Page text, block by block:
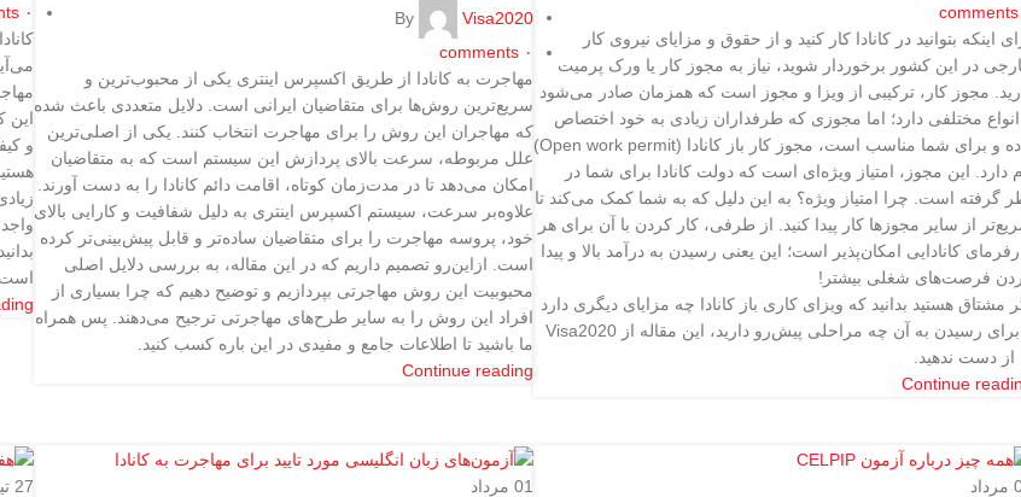
comments
اینکه بتوانید در کانادا کار کنید و از حقوق و مزایای نیروی کار
در این کشور برخوردار شوید، نیاز به مجوز کار یا ورک پرمیت
مجوز کار، ترکیبی از ویزا و مجوز است که همزمان صادر می‌شود
مختلفی دارد؛ اما مجوزی که طرفداران زیادی به خود اختصاص
داده و برای شما مناسب است، مجوز کار باز کانادا (Open work permit)
دارد. این مجوز، امتیاز ویژه‌ای است که دولت کانادا برای شما در
گرفته است. چرا امتیاز ویژه؟ به این دلیل که به شما کمک می‌کند تا
از سایر مجوزها کار پیدا کنید. از طرفی، کار کردن با آن برای هر
کانادایی امکان‌پذیر است؛ این یعنی رسیدن به درآمد بالا و پیدا
فرصت‌های شغلی بیشتر!
مشتاق هستید بدانید که ویزای کاری باز کانادا چه مزایای دیگری دارد
و برای رسیدن به آن چه مراحلی پیش‌رو دارید، این مقاله از Visa2020
از دست ندهید.
Continue
By
Visa2020
۰ comments
مهاجرت به کانادا از طریق اکسپرس اینتری یکی از محبوب‌ترین و
سریع‌ترین روش‌ها برای متقاضیان ایرانی است. دلایل متعددی باعث شده
که مهاجران این روش را برای مهاجرت انتخاب کنند. یکی از اصلی‌ترین
علل مربوطه، سرعت بالای پردازش این سیستم است که به متقاضیان
امکان می‌دهد تا در مدت‌زمان کوتاه، اقامت دائم کانادا را به دست آورند.
علاوه‌بر سرعت، سیستم اکسپرس اینتری به دلیل شفافیت و کارایی بالای
خود، پروسه‌ مهاجرت را برای متقاضیان ساده‌تر و قابل پیش‌بینی‌تر کرده
است. ازاین‌رو تصمیم داریم که در این مقاله، به بررسی دلایل اصلی
محبوبیت این روش مهاجرتی بپردازیم و توضیح دهیم که چرا بسیاری از
افراد این روش را به سایر طرح‌های مهاجرتی ترجیح می‌دهند. پس همراه
ما باشید تا اطلاعات جامع و مفیدی در این باره کسب کنید.
Continue reading
۰
این
و
است،
مرداد 01 مرداد 27